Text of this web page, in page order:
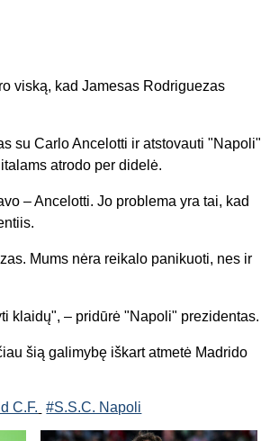
viską, kad Jamesas Rodriguezas
su Carlo Ancelotti ir atstovauti "Napoli"
atrodo per didelė.
– Ancelotti. Jo problema yra tai, kad
Mums nėra reikalo panikuoti, nes ir
klaidų", – pridūrė "Napoli" prezidentas.
šią galimybę iškart atmetė Madrido
C.F. #S.S.C. Napoli